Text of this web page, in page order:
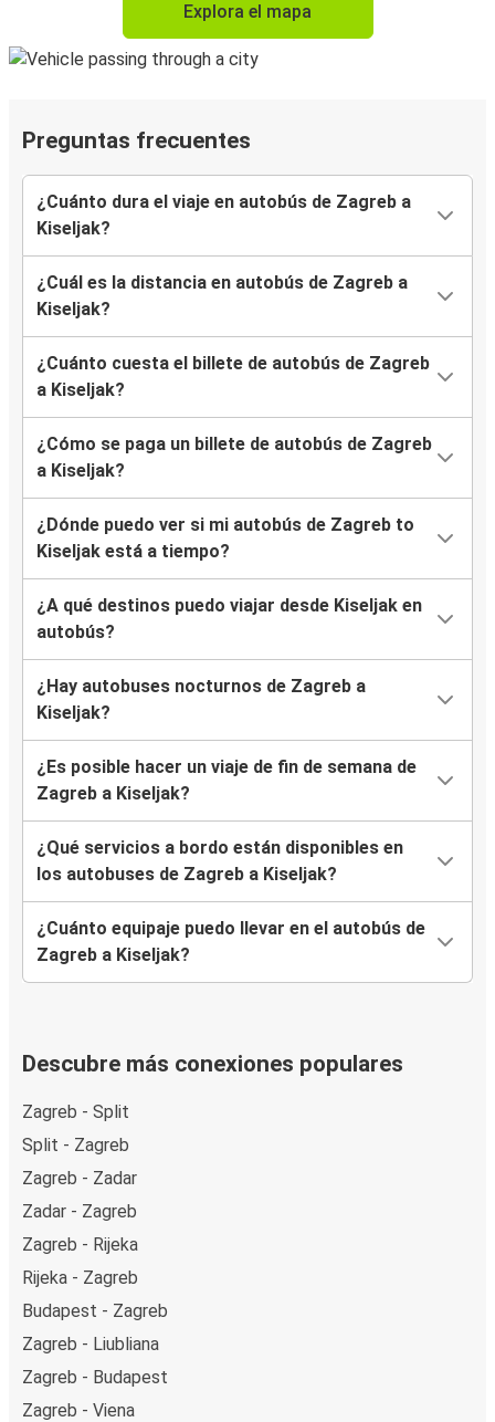
Explora el mapa
Preguntas frecuentes
¿Cuánto dura el viaje en autobús de Zagreb a
Kiseljak?
¿Cuál es la distancia en autobús de Zagreb a
Kiseljak?
¿Cuánto cuesta el billete de autobús de Zagreb
a Kiseljak?
¿Cómo se paga un billete de autobús de Zagreb
a Kiseljak?
¿Dónde puedo ver si mi autobús de Zagreb to
Kiseljak está a tiempo?
¿A qué destinos puedo viajar desde Kiseljak en
autobús?
¿Hay autobuses nocturnos de Zagreb a
Kiseljak?
¿Es posible hacer un viaje de fin de semana de
Zagreb a Kiseljak?
¿Qué servicios a bordo están disponibles en
los autobuses de Zagreb a Kiseljak?
¿Cuánto equipaje puedo llevar en el autobús de
Zagreb a Kiseljak?
Descubre más conexiones populares
Zagreb - Split
Split - Zagreb
Zagreb - Zadar
Zadar - Zagreb
Zagreb - Rijeka
Rijeka - Zagreb
Budapest - Zagreb
Zagreb - Liubliana
Zagreb - Budapest
Zagreb - Viena